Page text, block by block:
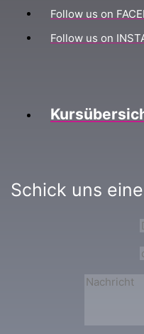
Follow us on
Follow us on
Schick uns